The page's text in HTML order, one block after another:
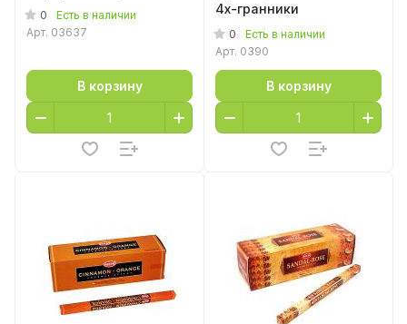
0
Есть в наличии
Арт. 03637
В корзину
4х-гранники
0
Есть в наличии
Арт. 0390
В корзину